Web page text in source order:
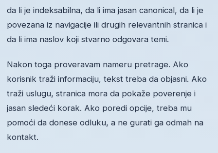
da li je indeksabilna, da li ima jasan canonical, da li je
povezana iz navigacije ili drugih relevantnih stranica i
da li ima naslov koji stvarno odgovara temi.
Nakon toga proveravam nameru pretrage. Ako
korisnik traži informaciju, tekst treba da objasni. Ako
traži uslugu, stranica mora da pokaže poverenje i
jasan sledeći korak. Ako poredi opcije, treba mu
pomoći da donese odluku, a ne gurati ga odmah na
kontakt.